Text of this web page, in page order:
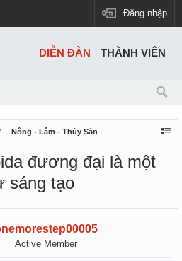
Đăng nhập
Nông - Lâm - Thủy Sản
đương đại là một
sáng tạo
Active Member
DIỄN ĐÀN THÀNH VIÊN